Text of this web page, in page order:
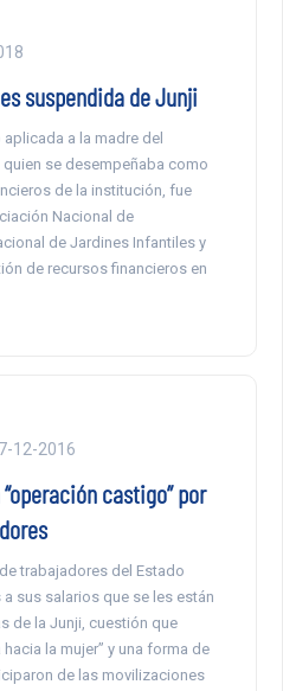
suspendida de Junji
a la madre del
se desempeñaba como
de la institución, fue
Nacional de
de Jardines Infantiles y
de recursos financieros en
12-2016
castigo” por
trabajadores del Estado
sus salarios que se les están
de la Junji, cuestión que
la mujer” y una forma de
de las movilizaciones